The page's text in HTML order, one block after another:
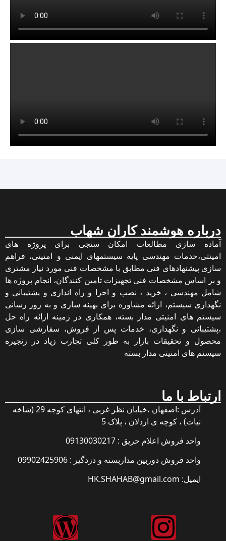
درباره هوشمند کاران شهاب
آماده سازی مطالعات امکان سنجی برای پروژه های
امینتی،خدمات مهندسی پایه سیستمهای ایمنی و امنیتی، فراهم
سازی پیشنهادهای فنی مطابق با مشخصات فنی مورد نیاز مشتری
و بر اساس مشخصات فنی تجهیزات تامین کنندگان، انجام پروژه ها
شامل مهندسی ، خرید ، نصب و اجرا و راه اندازی و پشتیبانی و
نگهداری سیستم، ارائه مشاوره برای بهینه سازی و به روز رسانی
سیستم های امنیتی مدار بسته، همکاری در زمینه ارائه راه حل
،پشتیبانی و نگهداری، خدمات پس از فروش، سفارشی سازی
محصول و تحقیقات بازار به طور کلی تجارب زیاد در زنجیره
سیستم های امنیتی مدار بسته
ارتباط با ما
آدرس :اصفهان ،خیابان نظر غربی ، انتهای کوچه 29 (شاخه
نبات) ، کوچه ی اردلان ، پلاک 5
واحد فروش اعلام حریق : 09130030217
واحد فروش دوربین مداربسته و دزدگیر : 09902425906
ایمیل: HK.SHAHAB@gmail.com